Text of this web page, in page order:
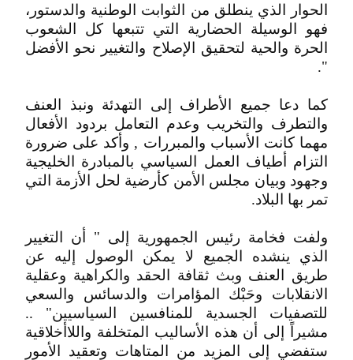
الحوار الذي ينطلق من الثوابت الوطنية والدستور،
فهو الوسيلة الحضارية التي تتبعها كل الشعوب
الحرة والحية لتحقيق الإصلاح والتغيير نحو الأفضل
".
كما دعا جميع الأطراف إلى التهدئة ونبذ العنف
والتطرف والتخريب وعدم التعامل بردود الأفعال
مهما كانت الأسباب والمبررات , وأكد على ضرورة
التزام أطياف العمل السياسي بالمبادرة الخليجية
وجهود وبيان مجلس الأمن كأرضية لحل الأزمة التي
تمر بها البلاد.
ولفت فخامة رئيس الجمهورية إلى " أن التغيير
الذي ينشده الجميع لا يمكن الوصول إليه عن
طريق العنف وبث ثقافة الحقد والكراهية وعقلية
الانقلابات وحَبْك المؤامرات والدسائس والسعي
للتصفيات الجسدية للمنافسين السياسيين" ..
مشيراً إلى أن هذه الأساليب المتخلفة واللاأخلاقية
ستفضي إلى المزيد من المتاهات وتعقيد الأمور